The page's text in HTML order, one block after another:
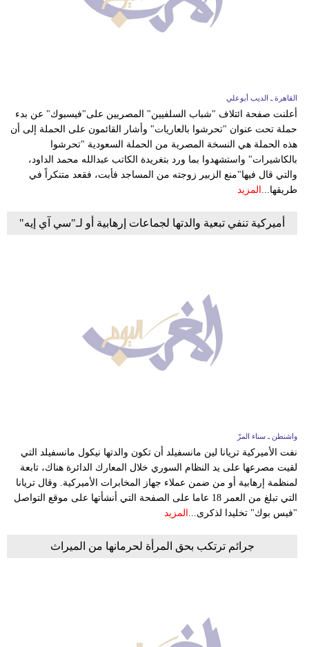
القاهرة ـ الديب أبوعلي
أعلنت صفحة ائتلاف "شباب السلفيين" المصريين على"فيسبوك" عن بدء
حملة تحت عنوان "تحرشوا بالعاريات" وأشار القائمون على الحملة إلى أن
هذه الحملة هي النسخة المصرية من الحملة السعودية "تحرشوا
بالكاشيرات" واستشهدوا بما ورد بتغريدة الكاتب عبدالله محمد الداود،
والتي قال فيها"منع الزبير زوجته من المساجد فأبت، فقعد متنكراً في
طريقها... المزيد
أميركية تنفي تبعية والدتها لجماعات إرهابية أو لـ"سي آي إيه"
واشنطن ـ سناء المرّ
نفت الأميركية تريانا لين مانسفيلد أن تكون والدتها نيكول مانسفيلد التي
لقيت مصرعها على يد النظام السوري خلال المعارك الدائرة هناك، تابعة
لمنظمة إرهابية أو من ضمن عملاء جهاز المخابرات الأميركية. وقال تريانا
التي تبلغ من العمر 18 عاما على الصفحة التي أنشأتها على موقع التواصل
"فيس بوك" تخليدا لذكرى...
المزيد
جرائم ترتكب بحق المرأة لحرمانها من الميراث